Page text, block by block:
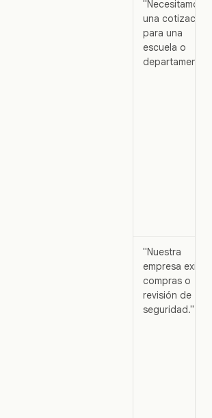
"Necesitamos
una cotización
para una
escuela o
departamento."
"Nuestra
empresa exige
compras o
revisión de
seguridad."